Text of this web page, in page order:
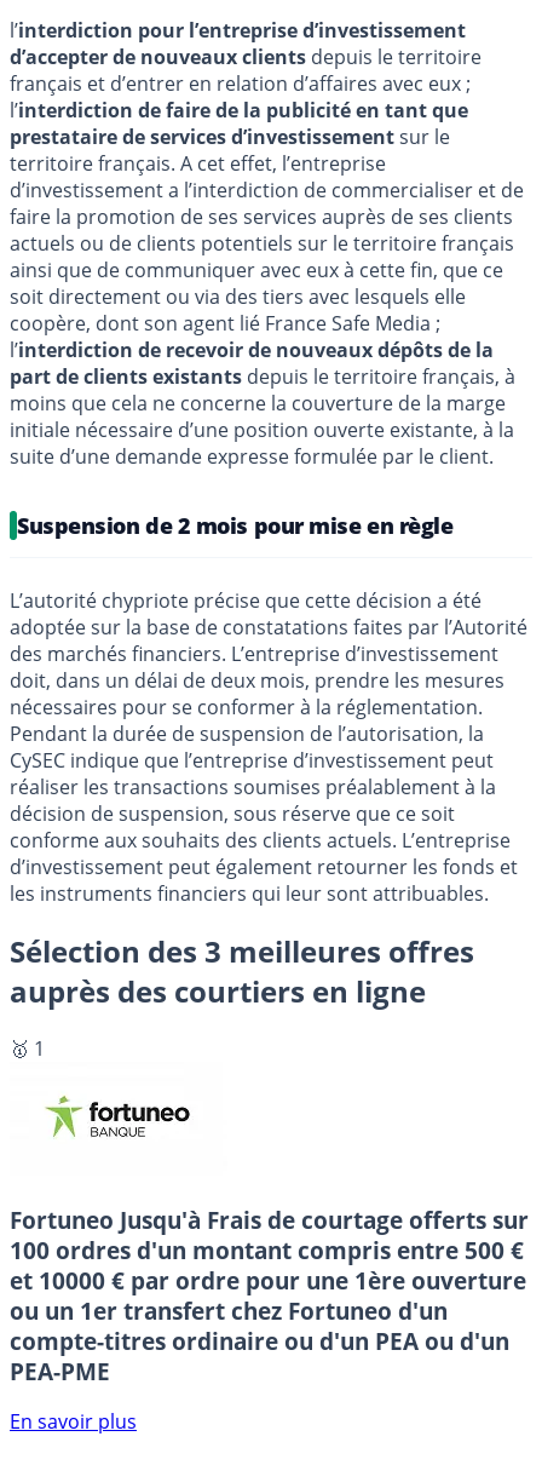
l’interdiction pour l’entreprise d’investissement
d’accepter de nouveaux clients depuis le territoire
français et d’entrer en relation d’affaires avec eux ;
l’interdiction de faire de la publicité en tant que
prestataire de services d’investissementsur le
territoire français. A cet effet, l’entreprise
d’investissement a l’interdiction de commercialiser et de
faire la promotion de ses services auprès de ses clients
actuels ou de clients potentiels sur le territoire français
ainsi que de communiquer avec eux à cette fin, que ce
soit directement ou via des tiers avec lesquels elle
coopère, dont son agent lié France Safe Media ;
l’interdiction de recevoir de nouveaux dépôts de la
part de clients existants depuis le territoire français, à
moins que cela ne concerne la couverture de la marge
initiale nécessaire d’une position ouverte existante, à la
suite d’une demande expresse formulée par le client.
Suspension de 2 mois pour mise en règle
L’autorité chypriote précise que cette décision a été
adoptée sur la base de constatations faites par l’Autorité
des marchés financiers. L’entreprise d’investissement
doit, dans un délai de deux mois, prendre les mesures
nécessaires pour se conformer à la réglementation.
Pendant la durée de suspension de l’autorisation, la
CySEC indique que l’entreprise d’investissement peut
réaliser les transactions soumises préalablement à la
décision de suspension, sous réserve que ce soit
conforme aux souhaits des clients actuels. L’entreprise
d’investissement peut également retourner les fonds et
les instruments financiers qui leur sont attribuables.
Sélection des 3 meilleures offres
auprès des courtiers en ligne
🥇 1
Fortuneo Jusqu'à Frais de courtage offerts sur
100 ordres d'un montant compris entre 500 €
et 10000 € par ordre pour une 1ère ouverture
ou un 1er transfert chez Fortuneo d'un
compte-titres ordinaire ou d'un PEA ou d'un
PEA-PME
En savoir plus